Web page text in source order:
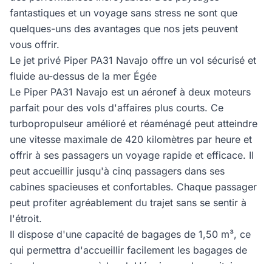
fantastiques et un voyage sans stress ne sont que
quelques-uns des avantages que nos jets peuvent
vous offrir.
Le jet privé Piper PA31 Navajo offre un vol sécurisé et
fluide au-dessus de la mer Égée
Le Piper PA31 Navajo est un aéronef à deux moteurs
parfait pour des vols d'affaires plus courts. Ce
turbopropulseur amélioré et réaménagé peut atteindre
une vitesse maximale de 420 kilomètres par heure et
offrir à ses passagers un voyage rapide et efficace. Il
peut accueillir jusqu'à cinq passagers dans ses
cabines spacieuses et confortables. Chaque passager
peut profiter agréablement du trajet sans se sentir à
l'étroit.
Il dispose d'une capacité de bagages de 1,50 m³, ce
qui permettra d'accueillir facilement les bagages de